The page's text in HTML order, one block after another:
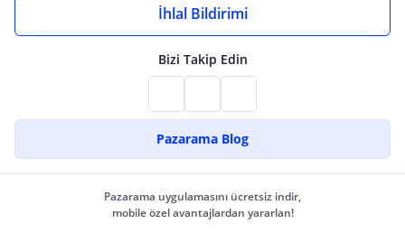
İhlal Bildirimi
Bizi Takip Edin
Pazarama Blog
Pazarama uygulamasını ücretsiz indir,
mobile özel avantajlardan yararlan!